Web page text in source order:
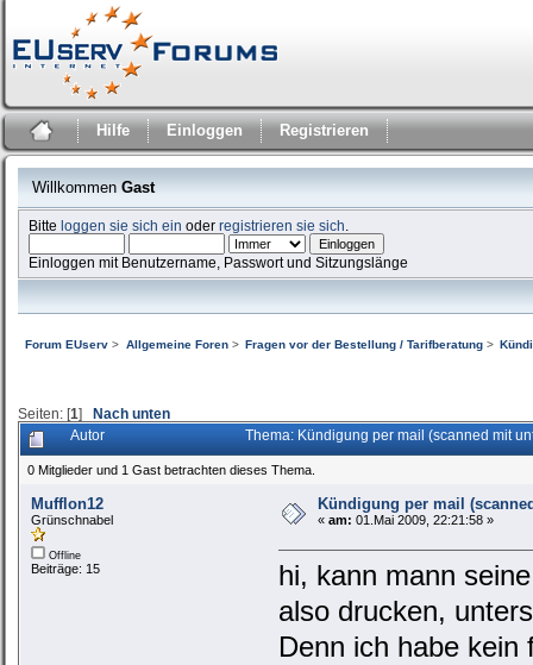
Hilfe Einloggen Registrieren
Willkommen Gast
Bitteloggen sie sich ein oderregistrieren sie sich
Einloggen mit Benutzername, Passwort und Sitzungslänge
Forum EUserv > Allgemeine Foren> Fragen vor der Bestellung / Tarifberatung>
Seiten: [1] Nach unten
Autor Thema: Kündigung per mail (scanned mit
0 Mitglieder und 1 Gast betrachten dieses Thema.
Mufflon12
Grünschnabel
Offline
Beiträge: 15
Kündigung per mail
« am: 01.Mai 2009, 22:21:58 »
hi, kann mann
also drucken,
Denn ich habe kein